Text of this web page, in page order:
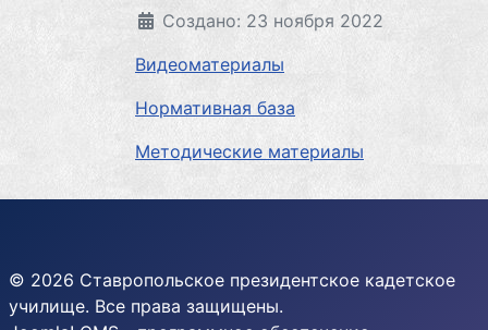
Создано: 23 ноября 2022
Видеоматериалы
Нормативная база
Методические материалы
© 2026 Ставропольское президентское кадетское
училище. Все права защищены.